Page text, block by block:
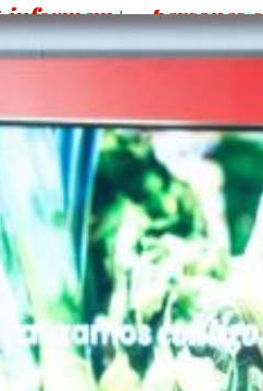
informemlespersones
lasostenibilitat
el nostre motor